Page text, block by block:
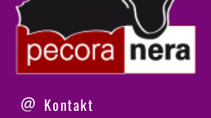
Kontakt